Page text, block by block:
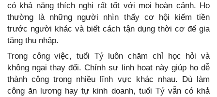
có khả năng thích nghi rất tốt với mọi hoàn cảnh. Họ
thường là những người nhìn thấy cơ hội kiếm tiền
trước người khác và biết cách tận dụng thời cơ để gia
tăng thu nhập.
Trong công việc, tuổi Tý luôn chăm chỉ học hỏi và
không ngại thay đổi. Chính sự linh hoạt này giúp họ dễ
thành công trong nhiều lĩnh vực khác nhau. Dù làm
công ăn lương hay tự kinh doanh, tuổi Tý vẫn có khả